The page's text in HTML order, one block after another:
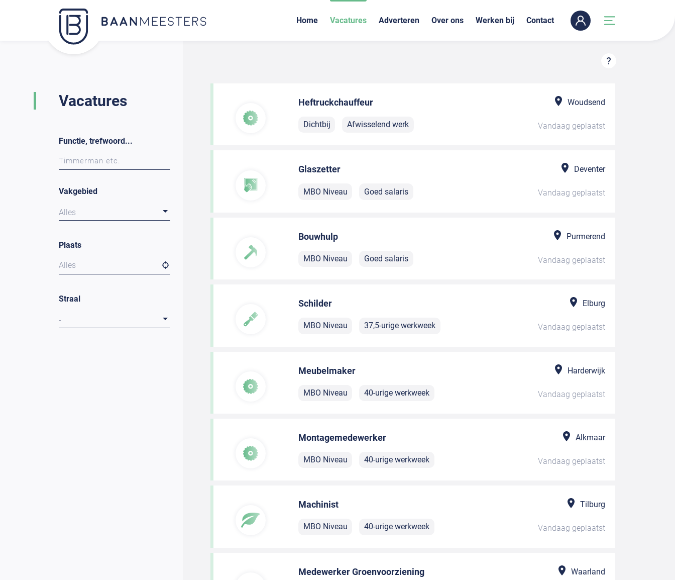
Home Vacatures Adverteren Over ons Werken bij Contact
Vacatures
Functie, trefwoord...
Vakgebied
Alles
Plaats
Alles
Straal
-
Heftruckchauffeur Woudsend
Dichtbij Afwisselend werk Vandaag geplaatst
Glaszetter Deventer
MBO Niveau Goed salaris Vandaag geplaatst
Bouwhulp Purmerend
MBO Niveau Goed salaris Vandaag geplaatst
Schilder Elburg
MBO Niveau 37,5-urige werkweek Vandaag geplaatst
Meubelmaker Harderwijk
MBO Niveau 40-urige werkweek Vandaag geplaatst
Montagemedewerker Alkmaar
MBO Niveau 40-urige werkweek Vandaag geplaatst
Machinist Tilburg
MBO Niveau 40-urige werkweek Vandaag geplaatst
Medewerker Groenvoorziening Waarland